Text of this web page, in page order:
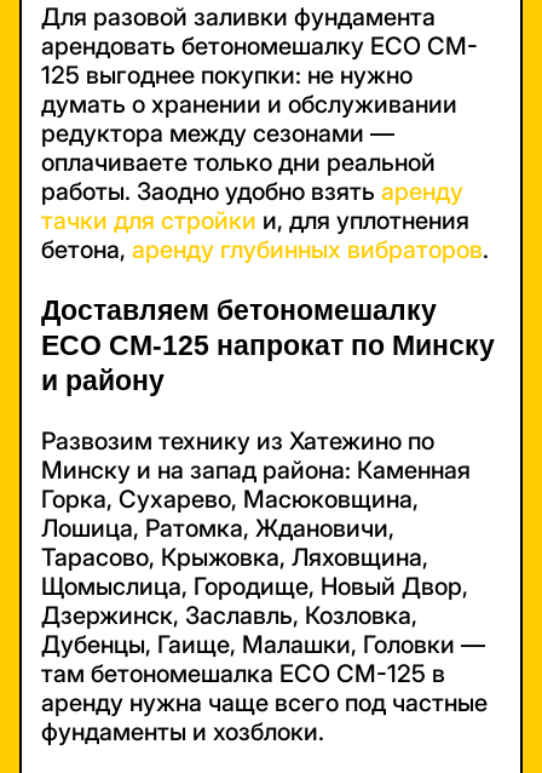
Для разовой заливки фундамента
арендовать бетономешалку ECO CM-
125 выгоднее покупки: не нужно
думать о хранении и обслуживании
редуктора между сезонами —
оплачиваете только дни реальной
работы. Заодно удобно взять аренду
тачки для стройки и, для уплотнения
бетона, аренду глубинных вибраторов.
Доставляем бетономешалку
ECO CM-125 напрокат по Минску
и району
Развозим технику из Хатежино по
Минску и на запад района: Каменная
Горка, Сухарево, Масюковщина,
Лошица, Ратомка, Ждановичи,
Тарасово, Крыжовка, Ляховщина,
Щомыслица, Городище, Новый Двор,
Дзержинск, Заславль, Козловка,
Дубенцы, Гаище, Малашки, Головки —
там бетономешалка ECO CM-125 в
аренду нужна чаще всего под частные
фундаменты и хозблоки.